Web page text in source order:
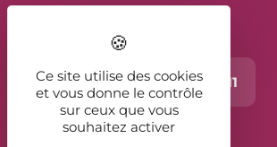
et de 13h30 à 16h30
Contact 03 89 78 11 11
Ce site utilise des cookies
et vous donne le contrôle
sur ceux que vous
souhaitez activer